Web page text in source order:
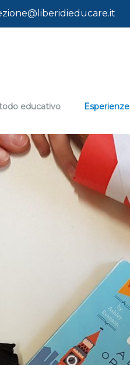
educativo Esperienze